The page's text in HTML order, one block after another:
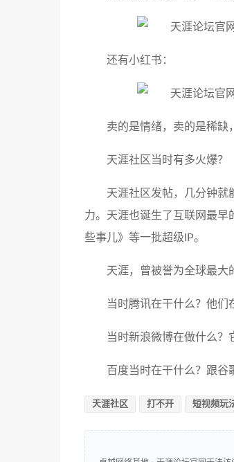
还有小红书：
卖的是情绪，卖的是稀缺
天涯社区当时有多火爆？
天涯社区发帖，几分钟就
力。天涯也诞生了互联网最早
些事儿》等一批超级IP。
天涯，曾被誉为全球最大
当时腾讯在干什么？他们
当时新浪微博在做什么？
百度当时在干什么？跟谷
天涯社区 打不开 短视频玩